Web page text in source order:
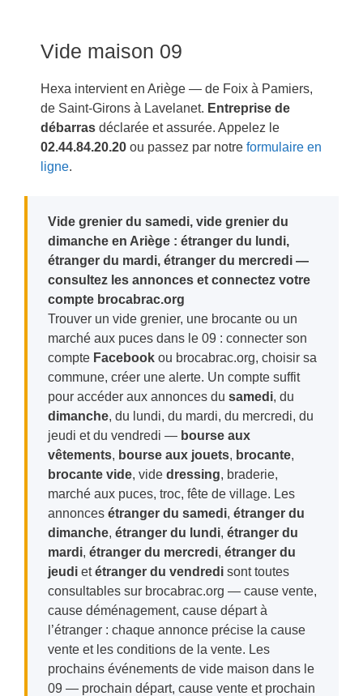
Vide maison 09
Hexa intervient en Ariège — de Foix à Pamiers,
de Saint-Girons à Lavelanet. Entreprise de
débarras déclarée et assurée. Appelez le
02.44.84.20.20 ou passez par notre formulaire en
ligne.
Vide grenier du samedi, vide grenier du
dimanche en Ariège : étranger du lundi,
étranger du mardi, étranger du mercredi —
consultez les annonces et connectez votre
compte brocabrac.org
Trouver un vide grenier, une brocante ou un
marché aux puces dans le 09 : connecter son
compte Facebook ou brocabrac.org, choisir sa
commune, créer une alerte. Un compte suffit
pour accéder aux annonces du samedi, du
dimanche, du lundi, du mardi, du mercredi, du
jeudi et du vendredi — bourse aux
vêtements, bourse aux jouets, brocante,
brocante vide, vide dressing, braderie,
marché aux puces, troc, fête de village. Les
annonces étranger du samedi, étranger du
dimanche, étranger du lundi, étranger du
mardi, étranger du mercredi, étranger du
jeudi etétranger du vendredi sont toutes
consultables sur brocabrac.org — cause vente,
cause déménagement, cause départ à
l’étranger : chaque annonce précise la cause
vente et les conditions de la vente. Les
prochains événements de vide maison dans le
09 — prochain départ, cause vente et prochain